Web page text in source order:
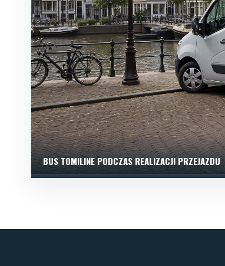
BUS TOMILINE PODCZAS REALIZACJI PRZEJAZDU